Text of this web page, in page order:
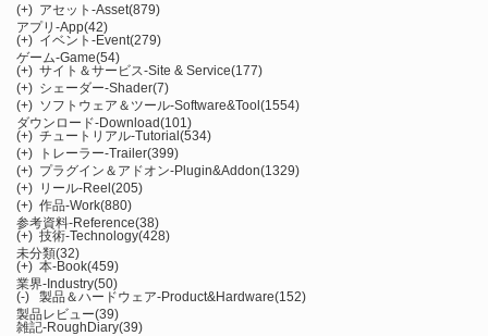
(+) アセット-Asset(879)
アプリ-App(42)
(+) イベント-Event(279)
ゲーム-Game(54)
(+) サイト＆サービス-Site & Service(177)
(+) シェーダー-Shader(7)
(+) ソフトウェア＆ツール-Software&Tool(1554)
ダウンロード-Download(101)
(+) チュートリアル-Tutorial(534)
(+)
トレーラー-Trailer(399)
(+) プラグイン＆アドオン-Plugin&Addon(1329)
(+) リール-Reel(205)
(+) 作品-Work(880)
参考資料-Reference(38)
(+) 技術-Technology(428)
未分類(32)
(+) 本-Book(459)
業界-Industry(50)
(-)
製品＆ハードウェア-Product&Hardware(152)
製品レビュー(39)
雑記-RoughDiary(39)